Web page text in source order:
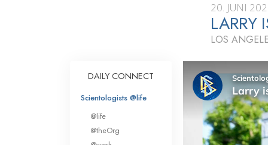
Was
sagen
Innerhalb einer
Die
Eine Einführung
20. JUNI
LARRY
LOS
DAILY CONNECT
Scientologists @life
@life
@theOrg